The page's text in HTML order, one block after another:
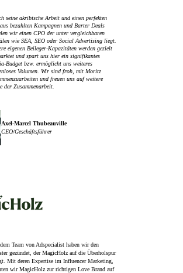
seine akribische Arbeit und einen perfekten
bezahlten Kampagnen und Barter Deals
wir einen CPO der unter vergleichbaren
wie SEA, SEO oder Social Advertising liegt.
eigenen Beileger-Kapazitäten werden gezielt
und spart uns hier ein signifikantes
Budget bzw. ermöglicht uns weiteres
Volumen. Wir sind froh, mit Moritz
und freuen uns auf weitere
der Zusammenarbeit.
Axel-Marcel Thubeauville
CEO/Geschäftsführer
Team von Adspecialist haben wir den
gezündet, der MagicHolz auf die Überholspur
Mit deren Expertise im Influencer Marketing,
wir MagicHolz zur richtigen Love Brand auf